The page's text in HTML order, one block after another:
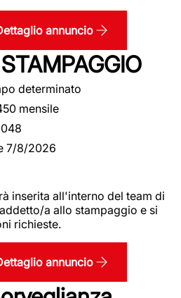
annuncio
determinato
mensile
7/8/2026
inserita all'interno del team di
a allo stampaggio e si
richieste.
annuncio